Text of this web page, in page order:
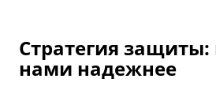
Стратегия защиты:
нами надежнее